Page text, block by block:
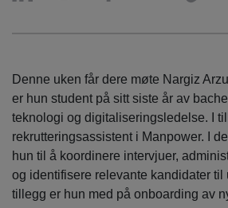
Denne uken får dere møte Nargiz
er hun student på sitt siste år av
teknologi og digitaliseringsledelse. I
rekrutteringsassistent i Manpower. I
hun til å koordinere intervjuer,
og identifisere relevante kandidater til
tillegg er hun med på onboarding av